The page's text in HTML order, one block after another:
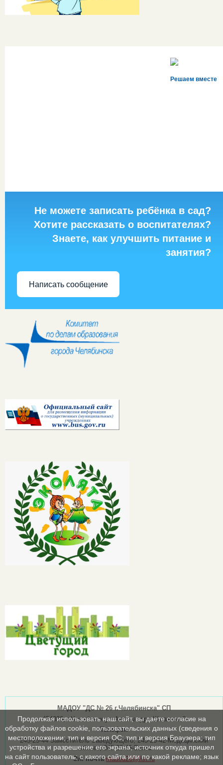
Решаем вместе
Не можете записать ребёнка в сад?
Хотите рассказать о воспитателях?
Знаете, как улучшить питание и
занятия?
Написать сообщение
МАДОУ "ДС № 26 г.Челябинска" СП
454030, г.Челябинск ул.Александра Шмакова,6
Телефон
245-25-44 Заместитель Заведующего; 245-25-42-Медицинский
кабинет; 245-25-43-Вахта
Эл. почта madou26@list.ru
Продолжая использовать наш сайт, вы даете согласие на
обработку файлов cookie, пользовательских данных (сведения о
местоположении; тип и версия ОС; тип и версия Браузера; тип
устройства и разрешение его экрана; источник откуда пришел
на сайт пользователь; с какого сайта или по какой рекламе; язык